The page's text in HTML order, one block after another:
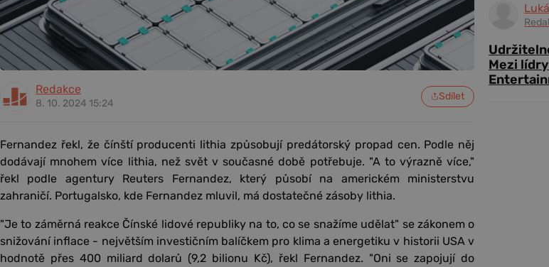
Redakce
8. 10. 2024 15:24
Sdílet
Fernandez řekl, že čínští producenti lithia způsobují predátorský propad cen. Podle něj
dodávají mnohem více lithia, než svět v současné době potřebuje. "A to výrazně více,"
řekl podle agentury Reuters Fernandez, který působí na americkém ministerstvu
zahraničí. Portugalsko, kde Fernandez mluvil, má dostatečné zásoby lithia.
"Je to záměrná reakce Čínské lidové republiky na to, co se snažíme udělat" se zákonem o
snižování inflace - největším investičním balíčkem pro klima a energetiku v historii USA v
hodnotě přes 400 miliard dolarů (9,2 bilionu Kč), řekl Fernandez. "Oni se zapojují do
Mezi